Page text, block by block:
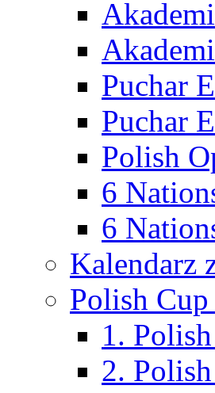
Puchar
Puchar
Polish
6
6
Kalendarz
Polish
1.
2.